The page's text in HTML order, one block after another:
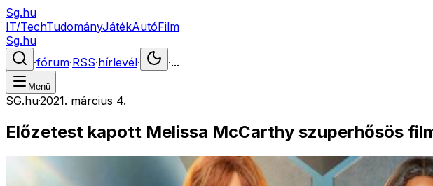
Sg.hu
IT/TechTudományJátékAutóFilm
Sg.hu
·fórum·RSS·hírlevél· ·...
Menü
SG.hu·2021. március 4.
Előzetest kapott Melissa McCarthy szuperhősös